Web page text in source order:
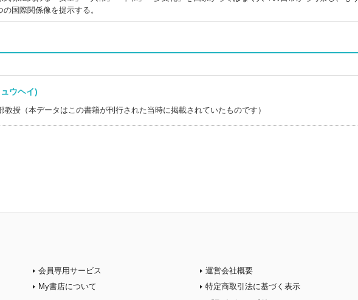
の国際関係像を提示する。
ュウヘイ)
教授（本データはこの書籍が刊行された当時に掲載されていたものです）
会員専用サービス
My書店について
運営会社概要
特定商取引法に基づく表示